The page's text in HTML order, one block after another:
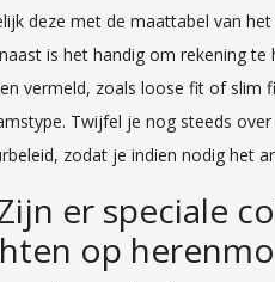
deze met de maattabel van
is het handig om rekening
vermeld, zoals loose fit of slim
Twijfel je nog steeds
zodat je indien nodig het
er speciale
op